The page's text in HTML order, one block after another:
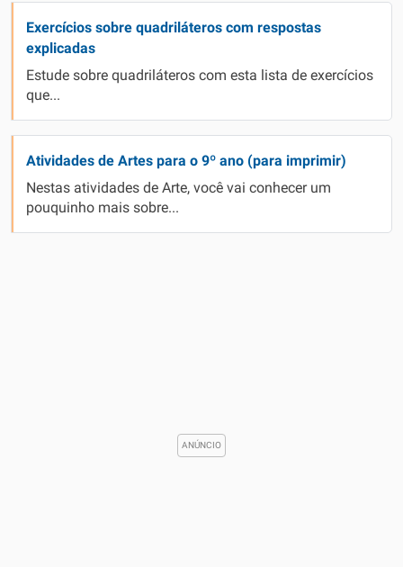
Exercícios sobre quadriláteros com respostas
explicadas
Estude sobre quadriláteros com esta lista de exercícios
que...
Atividades de Artes para o 9º ano (para imprimir)
Nestas atividades de Arte, você vai conhecer um
pouquinho mais sobre...